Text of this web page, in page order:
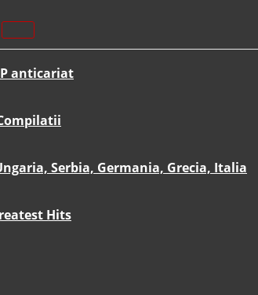
anticariat
Serbia, Germania, Grecia, Italia
Hits